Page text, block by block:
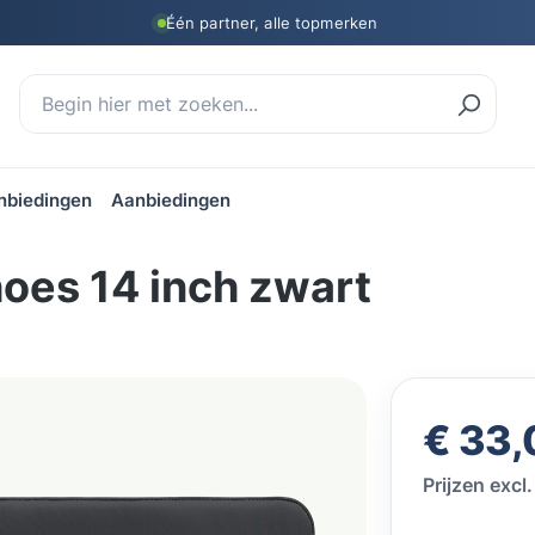
Één partner, alle topmerken
Aanbiedingen
14 inch zwart
Normale
€
Prijzen